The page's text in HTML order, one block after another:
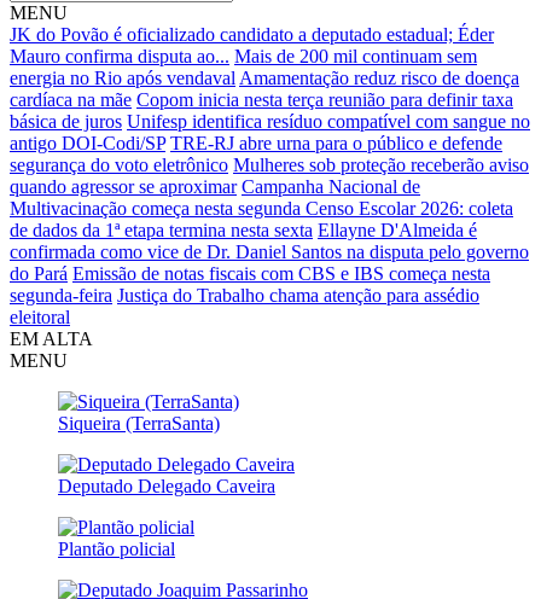
MENU
JK do Povão é oficializado candidato a deputado estadual; Éder
Mauro confirma disputa ao... Mais de 200 mil continuam sem
energia no Rio após vendaval Amamentação reduz risco de doença
cardíaca na mãe Copom inicia nesta terça reunião para definir taxa
básica de juros Unifesp identifica resíduo compatível com sangue no
antigo DOI-Codi/SP TRE-RJ abre urna para o público e defende
segurança do voto eletrônico Mulheres sob proteção receberão aviso
quando agressor se aproximar Campanha Nacional de
Multivacinação começa nesta segunda Censo Escolar 2026: coleta
de dados da 1ª etapa termina nesta sexta Ellayne D'Almeida é
confirmada como vice de Dr. Daniel Santos na disputa pelo governo
do Pará Emissão de notas fiscais com CBS e IBS começa nesta
segunda-feira Justiça do Trabalho chama atenção para assédio
eleitoral
EM ALTA
MENU
Siqueira (TerraSanta)
Deputado Delegado Caveira
Plantão policial